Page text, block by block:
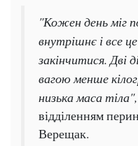
"Кожен день міг
внутрішнє і все
закінчитися. Дві
вагою менше
низька маса тіла",
відділенням
Верещак.